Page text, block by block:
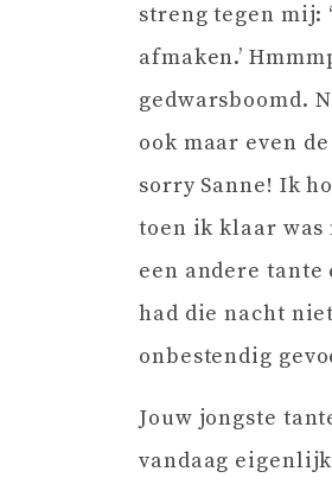
streng tegen mij:
afmaken.’
gedwarsboomd.
ook maar even
sorry Sanne! Ik
toen ik klaar was
een andere
had die nacht
onbestendig
Jouw jongste
vandaag eigenlijk